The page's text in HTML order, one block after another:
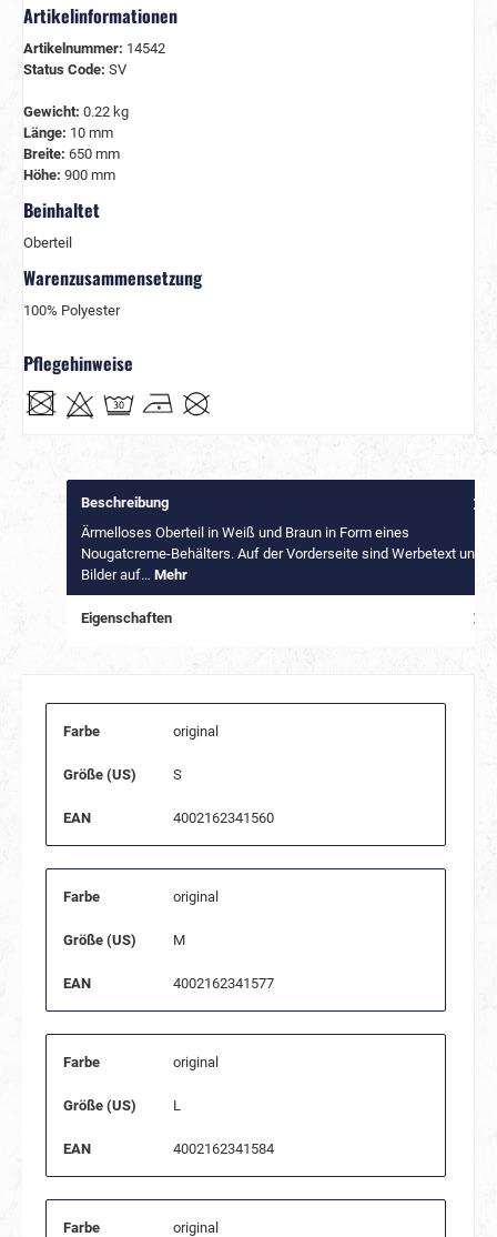
Artikelinformationen
Artikelnummer: 14542
Status Code: SV
Gewicht: 0.22 kg
Länge: 10 mm
Breite: 650 mm
Höhe: 900 mm
Beinhaltet
Oberteil
Warenzusammensetzung
100% Polyester
Pflegehinweise
Beschreibung
Ärmelloses Oberteil in Weiß und Braun in Form eines
Nougatcreme-Behälters. Auf der Vorderseite sind Werbetext und
Bilder auf… Mehr
Eigenschaften
Farbe original
Größe (US) S
EAN 4002162341560
Farbe original
Größe (US) M
EAN 4002162341577
Farbe original
Größe (US) L
EAN 4002162341584
Farbe original